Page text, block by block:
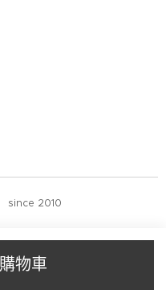
物車
since 2010